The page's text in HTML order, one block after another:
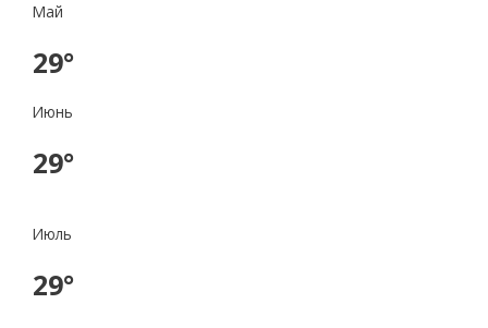
Май
29°
Июнь
29°
Июль
29°